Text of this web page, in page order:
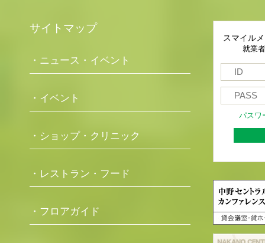
サイトマップ
・ニュース・イベント
・イベント
・ショップ・クリニック
・レストラン・フード
・フロアガイド
スマイル
就業
パスワ